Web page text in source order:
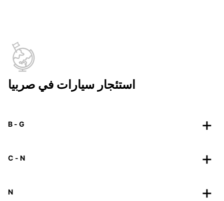
استئجار سيارات في صربيا
B - G
C - N
N